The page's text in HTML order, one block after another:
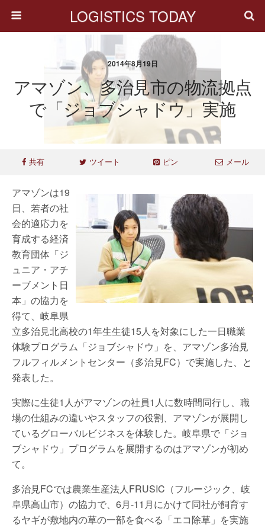
LOGISTICS TODAY
2014年8月19日
アマゾン、多治見市の物流拠点
で「ジョブシャドウ」実施
共有 ツイート ピン メール
アマゾンは19
日、若者の社
会的適応力を
育成する経済
教育団体「ジ
ュニア・アチ
ーブメント日
本」の協力を
得て、岐阜県
立多治見北高校の1年生生徒15人を対象にした一日職業
体験プログラム「ジョブシャドウ」を、アマゾン多治見
フルフィルメントセンター（多治見FC）で実施した、と
発表した。
実際に生徒1人がアマゾンの社員1人に数時間同行し、職
場の仕組みの違いやスタッフの役割、アマゾンが展開し
ているグローバルビジネスを体験した。岐阜県で「ジョ
ブシャドウ」プログラムを展開するのはアマゾンが初め
て。
多治見FCでは農業生産法人FRUSIC（フルージック、岐
阜県高山市）の協力で、6月-11月にかけて同社が飼育す
るヤギが敷地内の草の一部を食べる「エコ除草」を実施